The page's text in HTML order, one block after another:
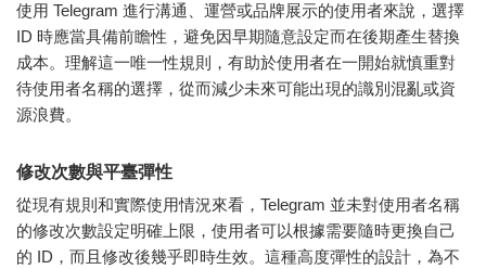
使用 Telegram 進行溝通、運營或品牌展示的使用者來說，選擇
ID 時應當具備前瞻性，避免因早期隨意設定而在後期產生替換
成本。理解這一唯一性規則，有助於使用者在一開始就慎重對
待使用者名稱的選擇，從而減少未來可能出現的識別混亂或資
源浪費。
修改次數與平臺彈性
從現有規則和實際使用情況來看，Telegram 並未對使用者名稱
的修改次數設定明確上限，使用者可以根據需要隨時更換自己
的 ID，而且修改後幾乎即時生效。這種高度彈性的設計，為不